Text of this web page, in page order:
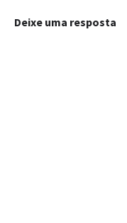
Deixe uma resposta